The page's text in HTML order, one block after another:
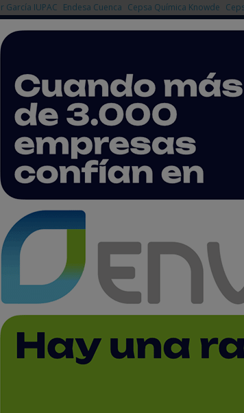
García IUPAC Endesa Cuenca Cepsa Química Knowde
detrás de la